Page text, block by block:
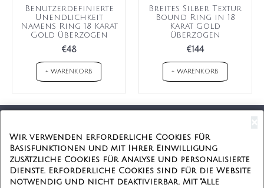
Benutzerdefinierte
Unendlichkeit
Namens Ring 18 Karat
Gold überzogen
€48
+ WARENKORB
Breites Silber Textur
Bound Ring in 18
Karat Gold
überzogen
€144
+ WARENKORB
Kostenlose Geschenkbox
Kostenlose Gravur
Wir verwenden erforderliche Cookies für
Basisfunktionen und mit Ihrer Einwilligung
zusätzliche Cookies für Analyse und personalisierte
Dienste. Erforderliche Cookies sind für die Website
notwendig und nicht deaktivierbar. Mit "Alle